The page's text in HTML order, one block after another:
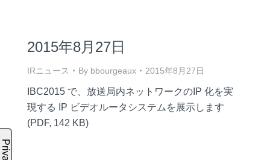
2015年8月27日
IRニュース By bbourgeaux 2015年8月27日
IBC2015 で、放送局内ネットワークのIP 化を実
現する IP ビデオルータシステムを展示します
(PDF, 142 KB)